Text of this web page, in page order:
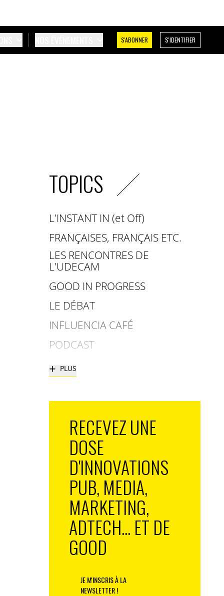
S'ABONNER S'IDENTIFIER
TOPICS
L'INSTANT IN (et Off)
FRANÇAISES, FRANÇAIS ETC.
LES RENCONTRES DE
L'UDECAM
GOOD IN PROGRESS
LE DÉBAT
INFLUENCIA CAFÉ
PODCAST
+ PLUS
RECEVEZ UNE
DOSE
D'INNOVATIONS
PUB, MEDIA,
MARKETING,
ADTECH... ET DE
GOOD
JE M'INSCRIS À LA
NEWSLETTER !